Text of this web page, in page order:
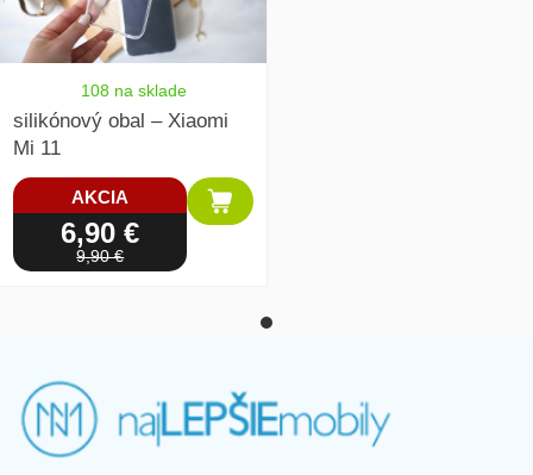
108 na sklade
silikónový obal – Xiaomi
Mi 11
AKCIA
6,90 €
9,90 €